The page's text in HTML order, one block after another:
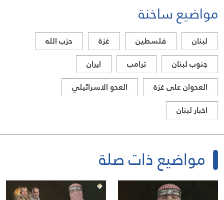
مواضيع ساخنة
لبنان فلسطين غزة
حزب الله
جنوب لبنان
ترامب
ايران
العدوان على غزة
العدو الاسرائيلي
اخبار لبنان
مواضيع ذات صلة